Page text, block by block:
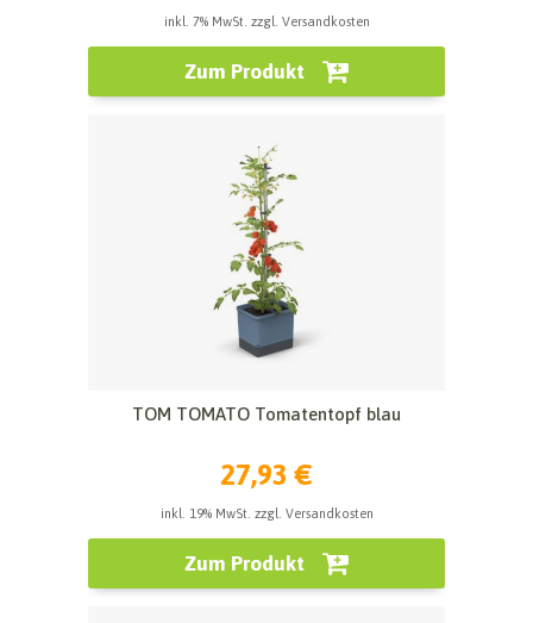
inkl. 7% MwSt. zzgl. Versandkosten
Zum Produkt
TOM TOMATO Tomatentopf blau
27,93 €
inkl. 19% MwSt. zzgl. Versandkosten
Zum Produkt